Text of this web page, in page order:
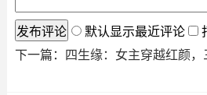
默认显示最近评论
下一篇：
四生缘：女主穿越红颜